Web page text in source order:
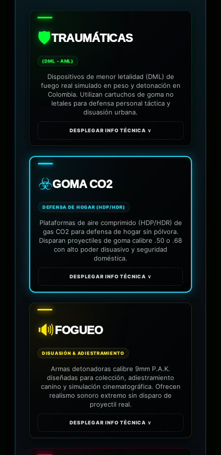
🛡️TRAUMÁTICAS
(DML - AML)
Dispositivos de menor letalidad (DML) de
fuego real simulado en peso y detonación en
Colombia. Utilizan cartuchos de goma no
letales para defensa personal táctica y
disuasión urbana.
DESPLEGAR INFO TÉCNICA ∨
☣️GOMA CO2
DEFENSA DE HOGAR (HDP/HDR)
Plataformas de aire comprimido (HDP/HDR) de
gas CO2 para defensa de hogar sin pólvora.
Disparan proyectiles de goma calibre .50 o .68
con alto poder disuasivo y seguridad
doméstica.
DESPLEGAR INFO TÉCNICA ∨
🔊FOGUEO
DISUASIÓN & ADIESTRAMIENTO
Armas detonadoras calibre 9mm P.A.K.
diseñadas para colección, adiestramiento
canino y simulación cinematográfica. Ofrecen
realismo sonoro extremo sin disparo de
proyectil real.
DESPLEGAR INFO TÉCNICA ∨